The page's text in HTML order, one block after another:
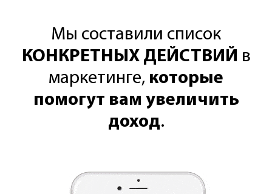
Мы составили список
КОНКРЕТНЫХ ДЕЙСТВИЙ в
маркетинге, которые
помогут вам увеличить
доход.